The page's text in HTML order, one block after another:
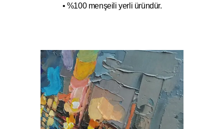
• %100 menşeili yerli üründür.